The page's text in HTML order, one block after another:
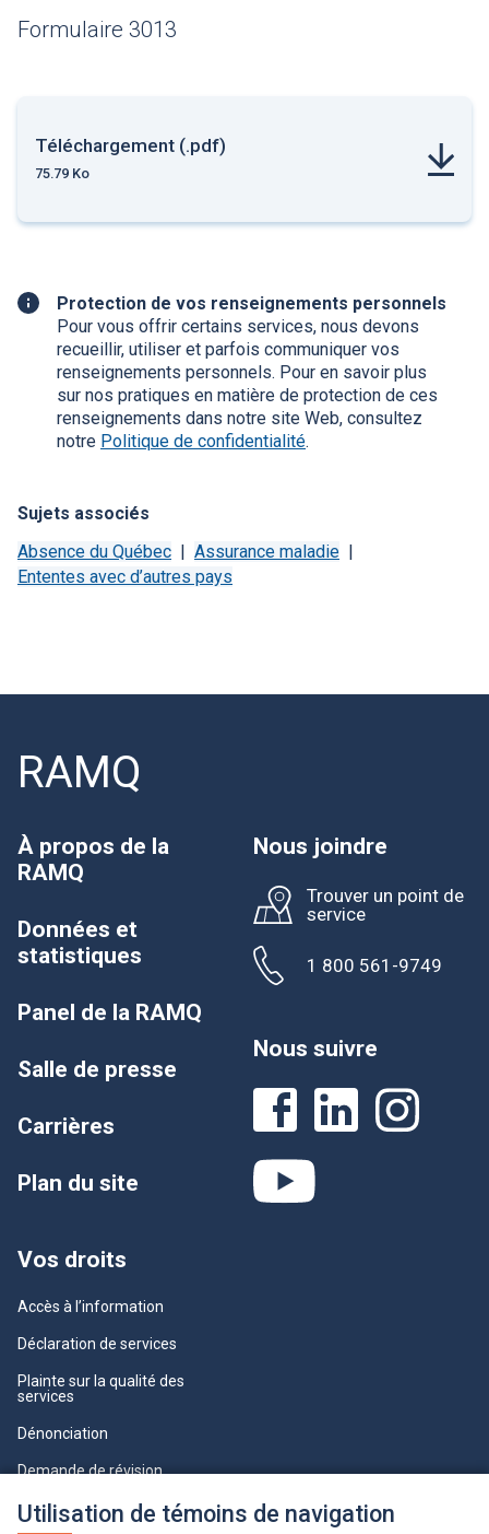
Utilisation de témoins de navigation
Formulaire 3013
Téléchargement (.pdf)
75.79 Ko
Renseignement
complémentaire
Protection de vos renseignements personnels
Pour vous offrir certains services, nous devons
recueillir, utiliser et parfois communiquer vos
renseignements personnels. Pour en savoir plus
sur nos pratiques en matière de protection de ces
renseignements dans notre site Web, consultez
notre Politique de confidentialité.
Sujets associés
Absence du Québec
Assurance maladie
Ententes avec d’autres pays
RAMQ
À propos de la
RAMQ
Données et
statistiques
Panel de la RAMQ
Salle de presse
Carrières
Plan du site
Vos droits
Accès à l’information
Déclaration de services
Plainte sur la qualité des
services
Dénonciation
Demande de révision
Lois et règlements
Nous joindre
Trouver un point de
service
1 800 561-9749
Nous suivre